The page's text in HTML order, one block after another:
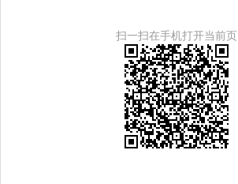
扫一扫在手机打开当前页